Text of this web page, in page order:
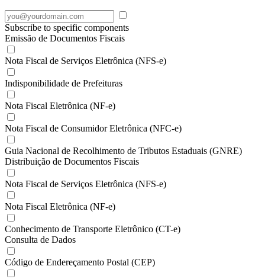
Subscribe to specific components
Emissão de Documentos Fiscais
Nota Fiscal de Serviços Eletrônica (NFS-e)
Indisponibilidade de Prefeituras
Nota Fiscal Eletrônica (NF-e)
Nota Fiscal de Consumidor Eletrônica (NFC-e)
Guia Nacional de Recolhimento de Tributos Estaduais (GNRE)
Distribuição de Documentos Fiscais
Nota Fiscal de Serviços Eletrônica (NFS-e)
Nota Fiscal Eletrônica (NF-e)
Conhecimento de Transporte Eletrônico (CT-e)
Consulta de Dados
Código de Endereçamento Postal (CEP)